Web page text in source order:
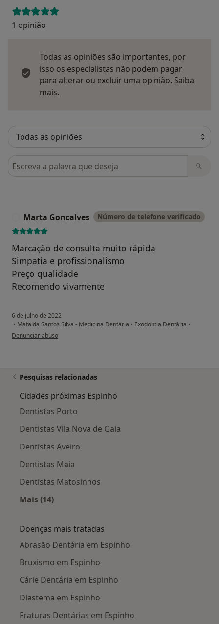
1 opinião
Todas as opiniões são importantes, por
isso os especialistas não podem pagar
para alterar ou excluir uma opinião. Saiba
mais.
Pesquisar em opiniões
Marta Goncalves Número de telefone verificado
Marcação de consulta muito rápida
Simpatia e profissionalismo
Preço qualidade
Recomendo vivamente
6 de julho de 2022
• Mafalda Santos Silva - Medicina Dentária • Exodontia Dentária •
na opinião do utilizador Marta Goncalves
Denunciar abuso
Pesquisas relacionadas
Cidades próximas Espinho
Dentistas Porto
Dentistas Vila Nova de Gaia
Dentistas Aveiro
Dentistas Maia
Dentistas Matosinhos
Mais (14)
Doenças mais tratadas
Abrasão Dentária em Espinho
Bruxismo em Espinho
Cárie Dentária em Espinho
Diastema em Espinho
Fraturas Dentárias em Espinho